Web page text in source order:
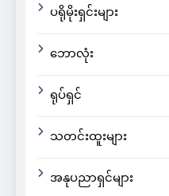
ပရိုမိုးရှင်းများ
ဘောလုံး
ရုပ်ရှင်
သတင်းထူးများ
အနုပညာရှင်များ